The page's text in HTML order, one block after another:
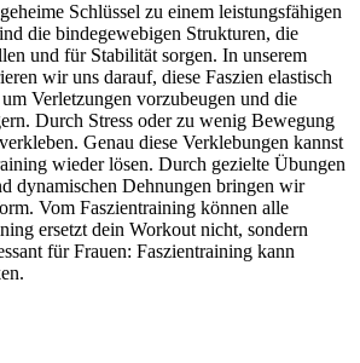
Schlüssel zu einem leistungsfähigen
die bindegewebigen Strukturen, die
und für Stabilität sorgen. In unserem
wir uns darauf, diese Faszien elastisch
Verletzungen vorzubeugen und die
Durch Stress oder zu wenig Bewegung
Genau diese Verklebungen kannst
wieder lösen. Durch gezielte Übungen
dynamischen Dehnungen bringen wir
Vom Faszientraining können alle
ersetzt dein Workout nicht, sondern
für Frauen: Faszientraining kann